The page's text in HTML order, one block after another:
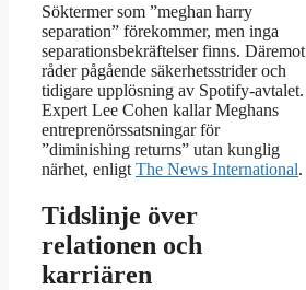
Söktermer som ”meghan harry
separation” förekommer, men inga
separationsbekräftelser finns. Däremot
råder pågående säkerhetsstrider och
tidigare upplösning av Spotify-avtalet.
Expert Lee Cohen kallar Meghans
entreprenörssatsningar för
”diminishing returns” utan kunglig
närhet, enligt The News International.
Tidslinje över
relationen och
karriären